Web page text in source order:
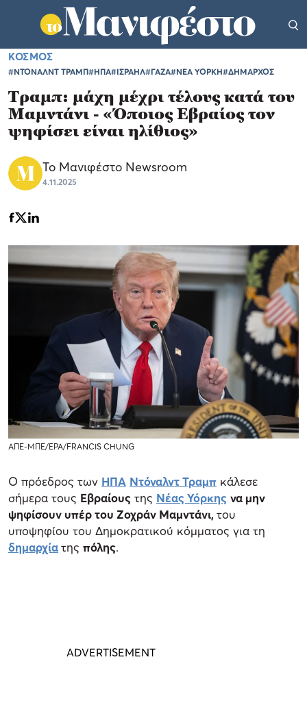
ΚΟΣΜΟΣ
#ΝΤΟΝΑΛΝΤ ΤΡΑΜΠ#ΗΠΑ#ΙΣΡΑΗΛ#ΓΑΖΑ#ΝΕΑ ΥΟΡΚΗ#ΔΗΜΑΡΧΟΣ
Τραμπ: μάχη μέχρι τέλους κατά του
Μαμντάνι - «Όποιος Εβραίος τον
ψηφίσει είναι ηλίθιος»
Το Μανιφέστο Newsroom
4.11.2025
ΑΠΕ-ΜΠΕ/EPA/FRANCIS CHUNG
Ο πρόεδρος των ΗΠΑ Ντόναλντ Τραμπ κάλεσε
σήμερα τους Εβραίους της Νέας Υόρκης να μην
ψηφίσουν υπέρ του Ζοχράν Μαμντάνι, του
υποψηφίου του Δημοκρατικού κόμματος για τη
δημαρχίατης πόλης.